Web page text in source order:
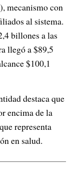
mecanismo con
al sistema.
billones a las
llegó a $89,5
$100,1
destaca que
encima de la
representa
en salud.